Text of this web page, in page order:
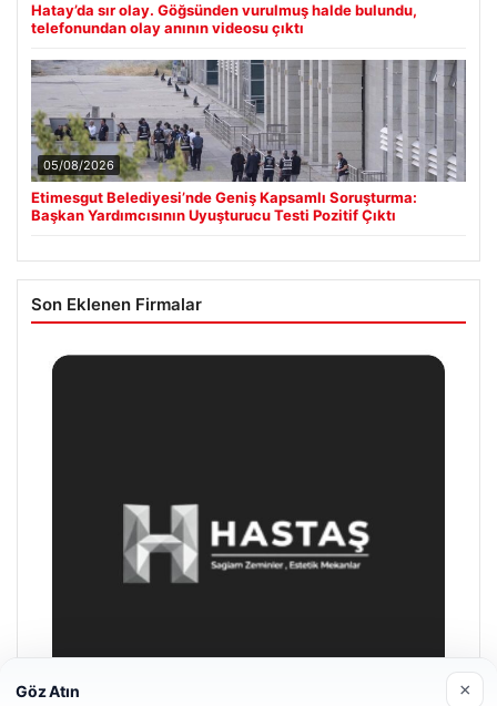
Hatay’da sır olay. Göğsünden vurulmuş halde bulundu,
telefonundan olay anının videosu çıktı
05/08/2026
Etimesgut Belediyesi’nde Geniş Kapsamlı Soruşturma:
Başkan Yardımcısının Uyuşturucu Testi Pozitif Çıktı
Son Eklenen Firmalar
Göz Atın ×